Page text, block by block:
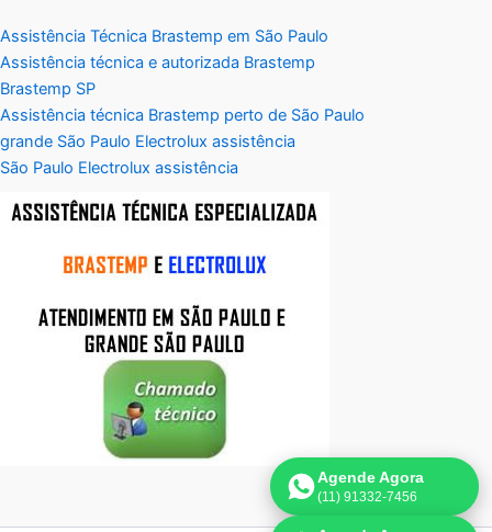
Assistência Técnica Brastemp em São Paulo
Assistência técnica e autorizada Brastemp
Brastemp SP
Assistência técnica Brastemp perto de São Paulo
grande São Paulo Electrolux assistência
São Paulo Electrolux assistência
Agende Agora
(11) 91332-7456